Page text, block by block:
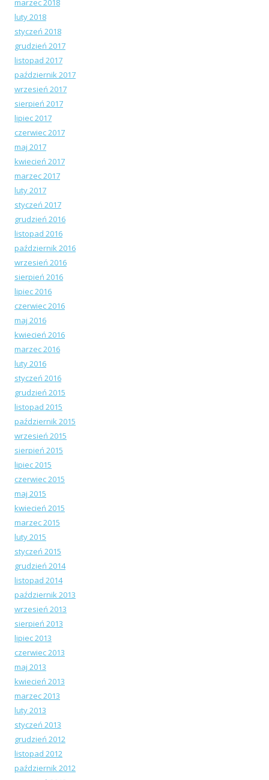
marzec 2018
luty 2018
styczeń 2018
grudzień 2017
listopad 2017
październik 2017
wrzesień 2017
sierpień 2017
lipiec 2017
czerwiec 2017
maj 2017
kwiecień 2017
marzec 2017
luty 2017
styczeń 2017
grudzień 2016
listopad 2016
październik 2016
wrzesień 2016
sierpień 2016
lipiec 2016
czerwiec 2016
maj 2016
kwiecień 2016
marzec 2016
luty 2016
styczeń 2016
grudzień 2015
listopad 2015
październik 2015
wrzesień 2015
sierpień 2015
lipiec 2015
czerwiec 2015
maj 2015
kwiecień 2015
marzec 2015
luty 2015
styczeń 2015
grudzień 2014
listopad 2014
październik 2013
wrzesień 2013
sierpień 2013
lipiec 2013
czerwiec 2013
maj 2013
kwiecień 2013
marzec 2013
luty 2013
styczeń 2013
grudzień 2012
listopad 2012
październik 2012